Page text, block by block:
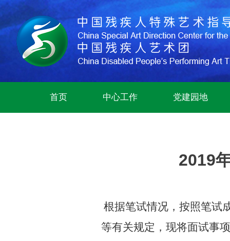
首页 中心工作 党建园地
2019
根据笔试情况，按照笔试
等有关规定，现将面试事